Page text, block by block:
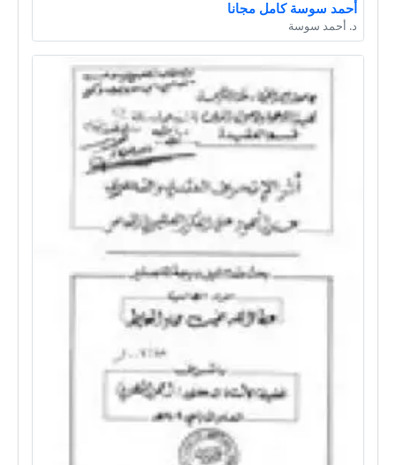
أحمد سوسة كامل مجانا
د. أحمد سوسة